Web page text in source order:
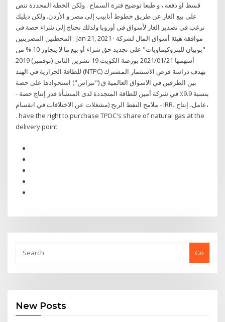
قسط او دفعة ، و طبعا توضيح فترة السماح . ولكن الخطة المحددة تنص
على بيع الغاز عن طريق خطوط أنابيب إلى مصر و الأردن. ولكن ديليك
ترغب فى تصدير الغاز لأسواق قى أوروبا ولذلك تحتاج إلى شراء حصة فى
المحطتين المصريتين . Jan 21, 2021 · موافقة هيئة أسواق المال لشركة
"بوبيان للبتروكيماويات" على تجديد حق شراء أو بيع ما لا يتجاوز 10 % من
أسهمها 2021/01/21 بورصة الكويت 19 تشرين الثاني (نوفمبر) 2019
للطاقة الحرارية في الهند (NTPC) بهدف دراسة فرص الاستثمار المشترك
بين الطرفين في الاسواق العالمية ق ("نبراس") استحواذها على حصة
بنسبة 9.9٪ في شركة أمين للطاقة المتجددة لدى المنشأة قدر إنتاج حصة -
ملامح النفط الربح (مشغلات عن الاختلافات في انقسام - IRR، عامل، إنتاج،
. have the right to purchase TPDC's share of naturaI gas at the
delivery point.
Go
New Posts